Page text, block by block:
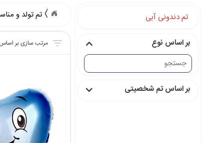
تم تولد و تم دندونی آبی
بر اساس نوع
بر اساس تم شخصیتی